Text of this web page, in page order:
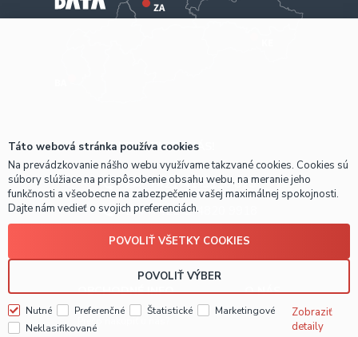
KONTAKTUJTE NÁS!
ZA +421-41-5116 628
BA +421-2-4820 9918
KE +421-55-7289 653
OBCHODNÉ INFO O NÁS
Táto webová stránka používa cookies
Na prevádzkovanie nášho webu využívame takzvané cookies. Cookies sú
súbory slúžiace na prispôsobenie obsahu webu, na meranie jeho
funkčnosti a všeobecne na zabezpečenie vašej maximálnej spokojnosti.
Dajte nám vedieť o svojich preferenciách.
POVOLIŤ VÝBER
POVOLIŤ VŠETKY COOKIES
Nutné Preferenčné Štatistické
Marketingové
Neklasifikované
Zobraziť
detaily